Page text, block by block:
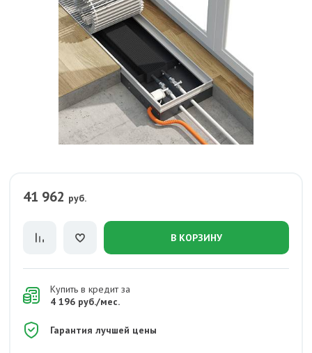
41 962 руб.
В КОРЗИНУ
Купить в кредит за
4 196 руб./мес.
Гарантия лучшей цены